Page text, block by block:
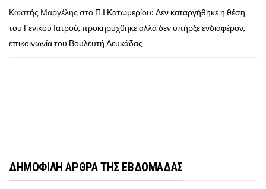
Κωστής Μαργέλης στο Π.Ι Κατωμερίου: Δεν καταργήθηκε η θέση
του Γενικού Ιατρού, προκηρύχθηκε αλλά δεν υπήρξε ενδιαφέρον,
επικοινωνία του Βουλευτή Λευκάδας
ΔΗΜΟΦΙΛΗ ΑΡΘΡΑ ΤΗΣ ΕΒΔΟΜΑΔΑΣ